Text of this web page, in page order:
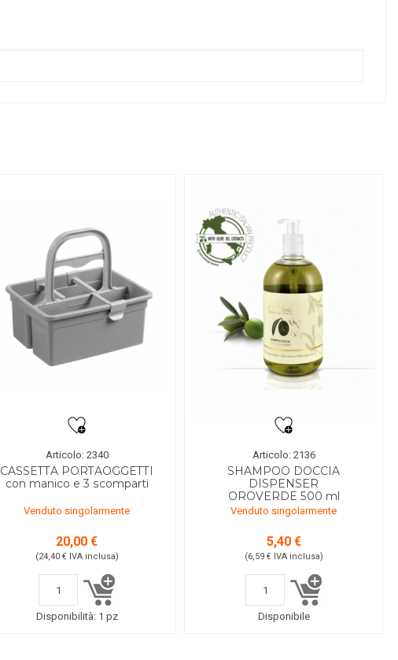
Articolo: 2340
CASSETTA PORTAOGGETTI
con manico e 3 scomparti
Venduto singolarmente
20,00 €
(24,40 € IVA inclusa)
Disponibilità: 1 pz
Articolo: 2136
SHAMPOO DOCCIA
DISPENSER
OROVERDE 500 ml
Venduto singolarmente
5,40 €
(6,59 € IVA inclusa)
Disponibile